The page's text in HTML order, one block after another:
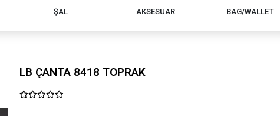
ŞAL AKSESUAR BAG/WALLET
LB ÇANTA 8418 TOPRAK